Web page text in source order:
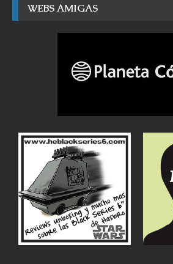
WEBS AMIGAS